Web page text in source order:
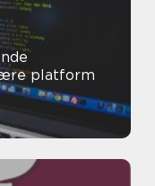
platform